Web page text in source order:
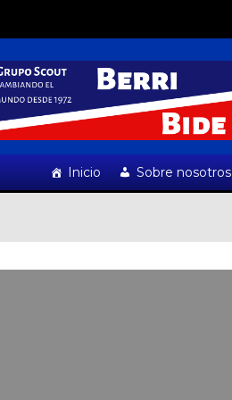
Inicio Sobre nosotros